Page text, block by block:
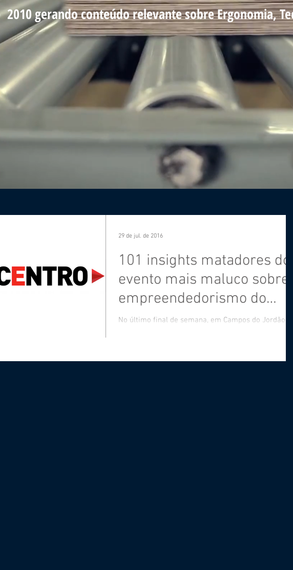
2010 gerando conteúdo relevante sobre Ergonomia,
101 insights matadores do
evento mais maluco sobre
empreendedorismo do
Brasil, o Epicentro 2014
No último final de semana, em Campos do Jordão, a
29 de jul. de 2016